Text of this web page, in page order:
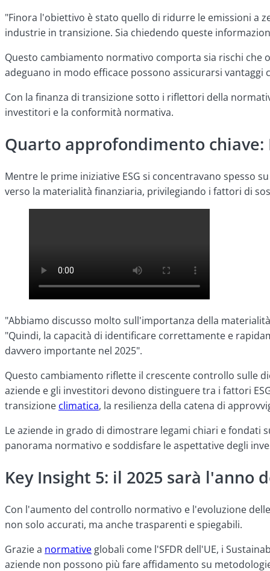
"Finora l'obiettivo è stato quello di ridurre le emissioni a
industrie in transizione. Sia chiedendo queste
Questo cambiamento normativo comporta sia rischi che
adeguano in modo efficace possono assicurarsi
Con la finanza di transizione sotto i riflettori della
investitori e la conformità normativa.
Quarto approfondimento
Mentre le prime iniziative ESG si concentravano spesso
verso la materialità finanziaria, privilegiando i fattori di
"Abbiamo discusso molto sull'importanza della
"Quindi, la capacità di identificare correttamente e
davvero importante nel 2025".
Questo cambiamento riflette il crescente controllo sulle
aziende e gli investitori devono distinguere tra i fattori
transizione climatica, la resilienza della catena di
Le aziende in grado di dimostrare legami chiari e fondati
panorama normativo e soddisfare le aspettative degli
Key Insight 5: il 2025 sarà l'anno
Con l'aumento del controllo normativo e l'evoluzione
non solo accurati, ma anche trasparenti e spiegabili.
Grazie a normative globali come l'SFDR dell'UE, i
aziende non possono più fare affidamento su